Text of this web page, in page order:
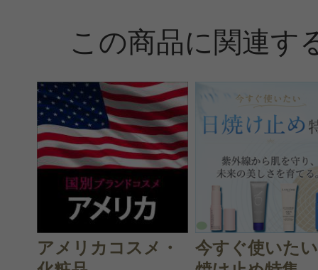
この商品に関連す
アメリカコスメ・
今すぐ使いた